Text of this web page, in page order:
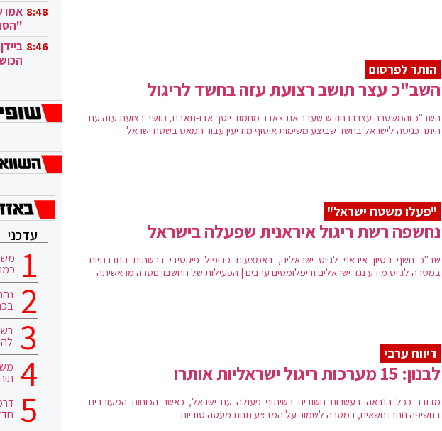
הותר לפרסום
השב"כ עצר תושב רצועת עזה בחשד לריגול
השב"כ והמשטרה עצרו בחודש שעבר את צאבר מחמוד יוסף אבו-תאבת, תושב רצועת עזה עם
היתר כניסה לישראל בחשד שביצע משימות איסוף מודיעין עבור חמאס בשטח ישראל
"פעלו משטח ישראל"
נחשפה רשת ריגול איראנית שפעלה בישראל
שב"כ חשף ניסיון איראני לגייס ישראלים, באמצעות פרופיל פיקטיבי ברשתות החברתיות
במטרה לגייס מידע נגד ישראלים ודיפלומטים ערבים | הפעילות של החשבון נוטרה מראשיתה
דיווח ערבי
לבנון: 15 מערכות ריגול ישראליות אותרו
מדובר ככל הנראה בעשרות חשודים בשיתוף פעולה עם ישראל, כאשר הכוחות המעורבים
בחשיפה נותרו חשאים, במטרה לשמור על המבצע תחת מעטה סודיות
8:48 אמו
8:46
עדכני